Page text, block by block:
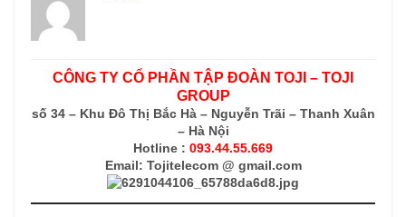
CÔNG TY CỔ PHẦN TẬP ÐOÀN TOJI – TOJI
GROUP
số 34 – Khu Ðô Thị Bắc Hà – Nguyễn Trãi – Thanh Xuân
– Hà Nội
Hotline : 093.44.55.669
Email: Tojitelecom @ gmail.com